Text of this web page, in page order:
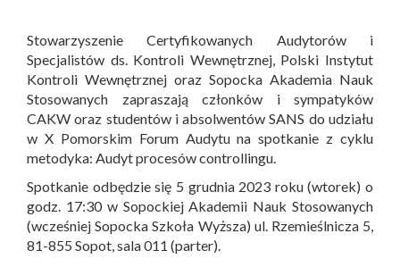
Stowarzyszenie Certyfikowanych Audytorów i
Specjalistów ds. Kontroli Wewnętrznej, Polski Instytut
Kontroli Wewnętrznej oraz Sopocka Akademia Nauk
Stosowanych zapraszają członków i sympatyków
CAKW oraz studentów i absolwentów SANS do udziału
w X Pomorskim Forum Audytu na spotkanie z cyklu
metodyka: Audyt procesów controllingu.
Spotkanie odbędzie się 5 grudnia 2023 roku (wtorek) o
godz. 17:30 w Sopockiej Akademii Nauk Stosowanych
(wcześniej Sopocka Szkoła Wyższa) ul. Rzemieślnicza 5,
81-855 Sopot, sala 011 (parter).